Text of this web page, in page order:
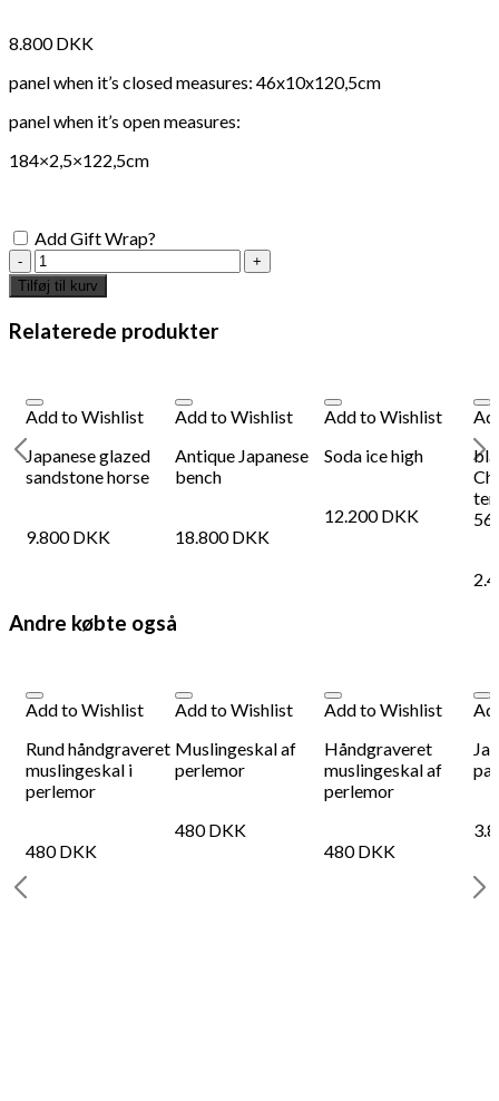
8.800DKK
panel when it’s closed measures: 46x10x120,5cm
panel when it’s open measures:
184×2,5×122,5cm
Add Gift Wrap?
Japanese
screen
4
panels
antal
Tilføj til kurv
Relaterede produkter
Add to Wishlist
Japanese glazed
sandstone horse
9.800DKK
Add to Wishlist
Antique Japanese
bench
18.800DKK
Add to Wishlist
Soda ice high
12.200DKK
Andre købte også
Add to Wishlist
Rund håndgraveret
muslingeskal i
perlemor
480DKK
Add to Wishlist
Muslingeskal af
perlemor
480DKK
Add to Wishlist
Håndgraveret
muslingeskal af
perlemor
480DKK